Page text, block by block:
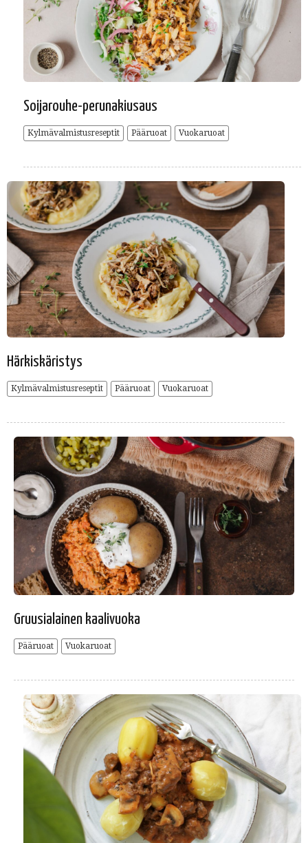
Soijarouhe-perunakiusaus
Kylmävalmistusreseptit Pääruoat Vuokaruoat
Härkiskäristys
Kylmävalmistusreseptit Pääruoat Vuokaruoat
Gruusialainen kaalivuoka
Pääruoat Vuokaruoat